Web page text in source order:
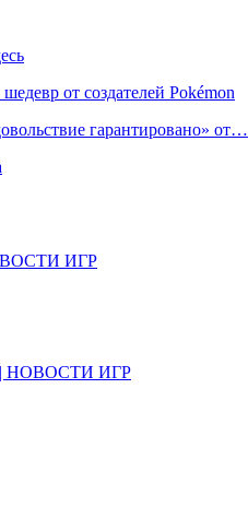
от создателей Pokémon
гарантировано» от…
ИГР
| НОВОСТИ ИГР